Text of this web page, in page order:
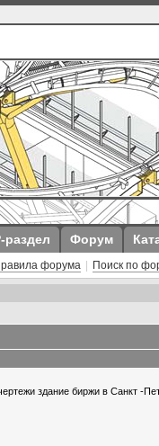
раздел Форум
форума Поиск по
здание биржи в Санкт -